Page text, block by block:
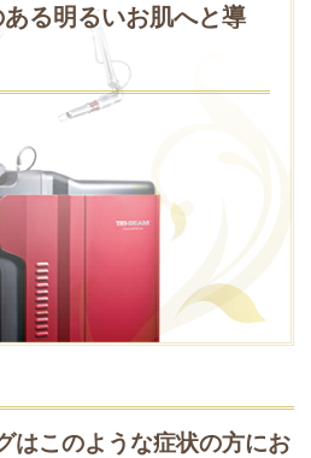
る明るいお肌へと導
はこのような症状の方にお